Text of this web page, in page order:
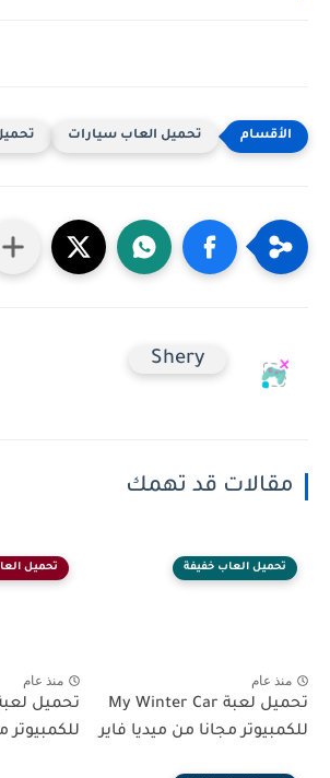
تحميل العاب سيارات
Shery
مقالات قد تهمك
تحميل العاب خفيفة
منذ عام
تحميل لعبة My Winter Car
للكمبيوتر مجانا من ميديا فاير
تحميل
منذ عام
للكمبيوتر